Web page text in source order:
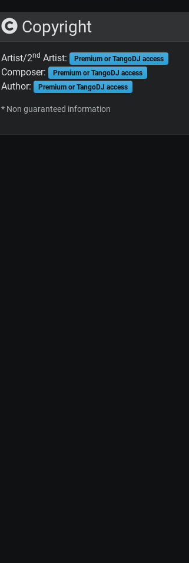
Copyright
Artist/2nd Artist: Premium or TangoDJ access
Composer: Premium or TangoDJ access
Author: Premium or TangoDJ access
* Non guaranteed information